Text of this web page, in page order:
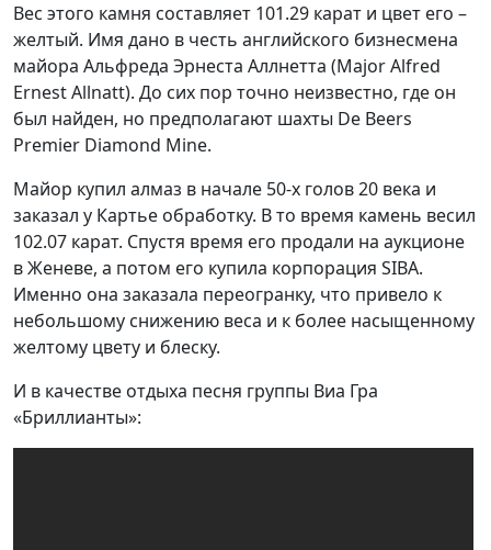
Вес этого камня составляет 101.29 карат и цвет его –
желтый. Имя дано в честь английского бизнесмена
майора Альфреда Эрнеста Аллнетта (Major Alfred
Ernest Allnatt). До сих пор точно неизвестно, где он
был найден, но предполагают шахты De Beers
Premier Diamond Mine.
Майор купил алмаз в начале 50-х голов 20 века и
заказал у Картье обработку. В то время камень весил
102.07 карат. Спустя время его продали на аукционе
в Женеве, а потом его купила корпорация SIBA.
Именно она заказала переогранку, что привело к
небольшому снижению веса и к более насыщенному
желтому цвету и блеску.
И в качестве отдыха песня группы Виа Гра
«Бриллианты»: